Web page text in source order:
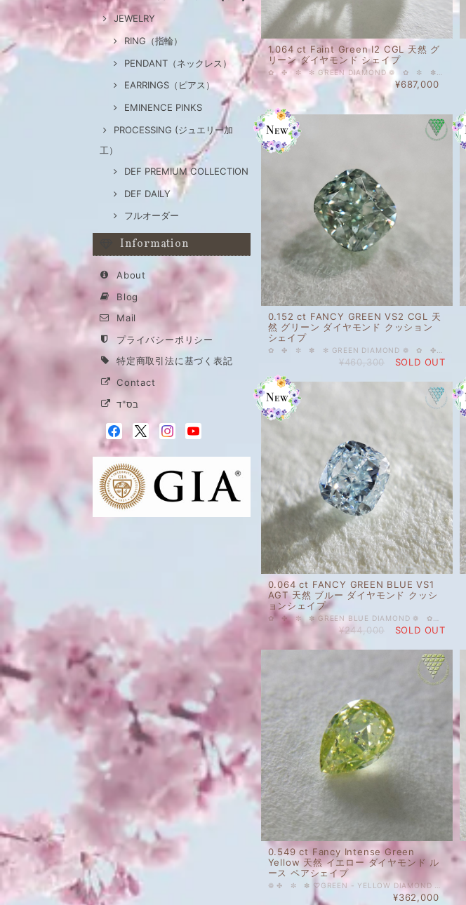
JEWELRY
RING（指輪）
PENDANT（ネックレス）
EARRINGS（ピアス）
EMINENCE PINKS
PROCESSING (ジュエリー加
工）
DEF PREMIUM COLLECTION
DEF DAILY
フルオーダー
Information
About
Blog
Mail
プライバシーポリシー
特定商取引法に基づく表記
Contact
בס"ד
1.064 ct Faint Green I2 CGL 天然 グ
リーン ダイヤモンド シェイプ
¥687,000
0.152 ct FANCY GREEN VS2 CGL 天
然 グリーン ダイヤモンド クッション
シェイプ
¥460,300 SOLD OUT
0.064 ct FANCY GREEN BLUE VS1
AGT 天然 ブルー ダイヤモンド クッシ
ョンシェイプ
¥244,000 SOLD OUT
0.549 ct Fancy Intense Green
Yellow 天然 イエロー ダイヤモンド ル
ース ペアシェイプ
¥362,000